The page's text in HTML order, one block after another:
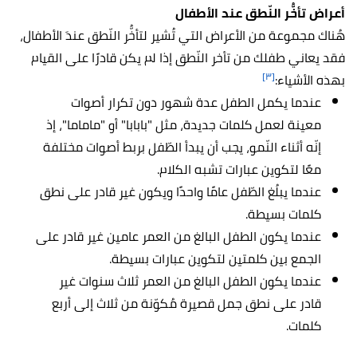
أعراض تأخُّر النّطق عند الأطفال
هُناك مجموعة من الأعراض التي تُشير لتأخُّر النّطق عندَ الأطفال،
فقد يعاني طفلك من تأخر النّطق إذا لم يكن قادرًا على القيام
بهذه الأشياء:[٣]
عندما يكمل الطفل عدة شهور دون تكرار أصوات
معينة لعمل كلمات جديدة، مثل "بابابا" أو "ماماما"، إذ
إنّه أثناء النّمو، يجب أن يبدأ الطّفل بربط أصوات مختلفة
معًا لتكوين عبارات تشبه الكلام.
عندما يبلُغ الطّفل عامًا واحدًا ويكون غير قادر على نطق
كلمات بسيطة.
عندما يكون الطفل البالغ من العمر عامين غير قادر على
الجمع بين كلمتين لتكوين عبارات بسيطة.
عندما يكون الطفل البالغ من العمر ثلاث سنوات غير
قادر على نطق جمل قصيرة مُكوّنة من ثلاث إلى أربع
كلمات.